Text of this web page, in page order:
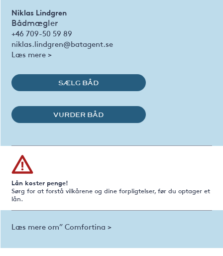
Niklas Lindgren
Bådmægler
+46 709-50 59 89
niklas.lindgren@batagent.se
Læs mere >
SÆLG BÅD
VURDER BÅD
Lån koster penge!
Sørg for at forstå vilkårene og dine forpligtelser, før du optager et
lån.
Læs mere om” Comfortina >